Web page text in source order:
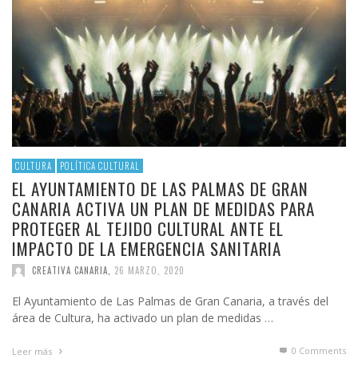
CULTURA POLÍTICA CULTURAL
EL AYUNTAMIENTO DE LAS PALMAS DE GRAN
CANARIA ACTIVA UN PLAN DE MEDIDAS PARA
PROTEGER AL TEJIDO CULTURAL ANTE EL
IMPACTO DE LA EMERGENCIA SANITARIA
CREATIVA CANARIA 26 MARZO, 2020
El Ayuntamiento de Las Palmas de Gran Canaria, a través del
área de Cultura, ha activado un plan de medidas …
Leer más 0 Comments